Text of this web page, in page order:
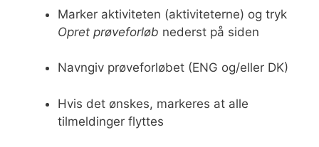
Marker aktiviteten (aktiviteterne) og tryk
Opret prøveforløb nederst på siden
Navngiv prøveforløbet (ENG og/eller DK)
Hvis det ønskes, markeres at alle
tilmeldinger flyttes